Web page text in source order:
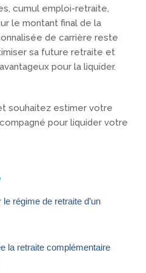
cumul emploi-retraite,
le montant final de la
de carrière reste
sa future retraite et
pour la liquider.
souhaitez estimer votre
pour liquider votre
régime de retraite d’un
la retraite complémentaire